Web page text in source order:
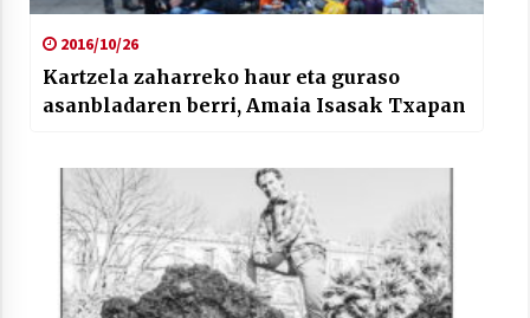
2016/10/26
Kartzela zaharreko haur eta guraso
asanbladaren berri, Amaia Isasak Txapan